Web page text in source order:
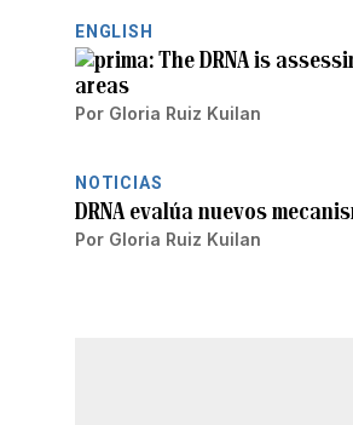
ENGLISH
The DRNA is
areas
Por Gloria Ruiz Kuilan
NOTICIAS
DRNA evalúa nuevos
Por Gloria Ruiz Kuilan